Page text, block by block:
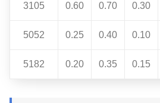
3105 0.60 0.70 0.30
5052 0.25 0.40 0.10
5182 0.20 0.35 0.15